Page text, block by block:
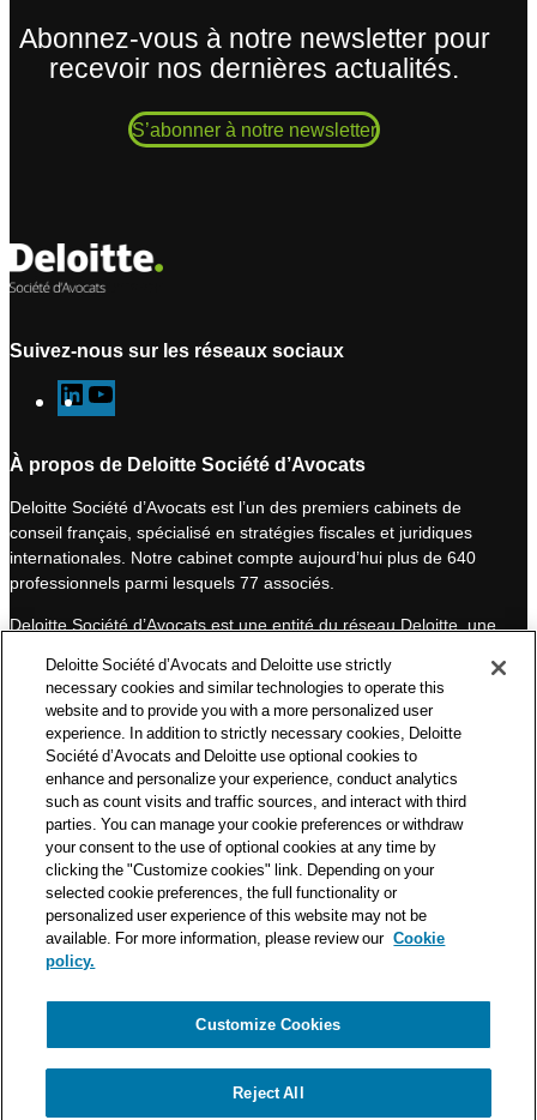
Abonnez-vous à notre newsletter pour
recevoir nos dernières actualités.
S’abonner à notre newsletter
Suivez-nous sur les réseaux sociaux
L
i
k
e
d
I
n
o
T
u
b
e
À propos de Deloitte Société d’Avocats
Deloitte Société d’Avocats est l’un des premiers cabinets de
conseil français, spécialisé en stratégies fiscales et juridiques
internationales. Notre cabinet compte aujourd’hui plus de 640
professionnels parmi lesquels 77 associés.
Deloitte Société d’Avocats est une entité du réseau Deloitte, une
professionnels et à ce titre, travaille avec les 50 000 fiscalistes
et juristes de Deloitte situés dans 150 pays.
Les informations contenues sur ce blog ont pour objectif
d’informer ses lecteurs de manière générale. Elles ne peuvent
en aucun cas se substituer à un conseil délivré par un
professionnel en fonction d’une situation donnée. Un soin
particulier est apporté à la rédaction de nos articles, néanmoins
Deloitte Société d’Avocats décline toute responsabilité relative
aux éventuelles erreurs et omissions qu’ils pourraient contenir.​
Politique de confidentialité
Mentions légales
Deloitte Société d’Avocats and Deloitte use strictly
necessary cookies and similar technologies to operate this
website and to provide you with a more personalized user
experience. In addition to strictly necessary cookies, Deloitte
Société d’Avocats and Deloitte use optional cookies to
enhance and personalize your experience, conduct analytics
such as count visits and traffic sources, and interact with third
parties. You can manage your cookie preferences or withdraw
your consent to the use of optional cookies at any time by
clicking the "Customize cookies" link. Depending on your
selected cookie preferences, the full functionality or
personalized user experience of this website may not be
available. For more information, please review our Cookie
policy.
Customize Cookies
Reject All